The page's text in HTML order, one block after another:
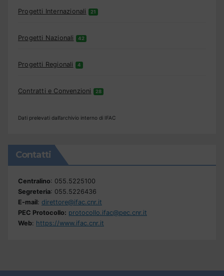
Progetti Internazionali 21
Progetti Nazionali 42
Progetti Regionali 4
Contratti e Convenzioni 28
Dati prelevati dall’archivio interno di IFAC
Contatti
Centralino: 055.5225100
Segreteria: 055.5226436
E-mail: direttore@ifac.cnr.it
PEC Protocollo: protocollo.ifac@pec.cnr.it
Web: https://www.ifac.cnr.it